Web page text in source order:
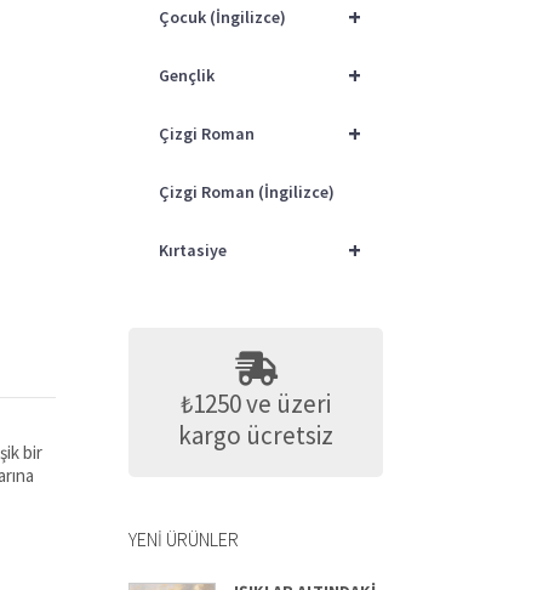
bir
+
Çocuk (İngilizce)
+
Gençlik
+
Çizgi Roman
Çizgi Roman (İngilizce)
+
Kırtasiye
₺1250 ve üzeri
kargo ücretsiz
YENI ÜRÜNLER